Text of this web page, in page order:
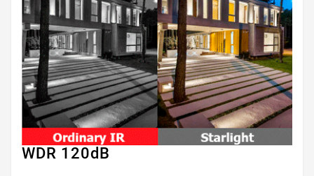
WDR 120dB